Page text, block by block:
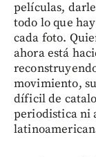
películas,
todo lo que
cada foto.
ahora está
movimiento,
díficil de
periodistica ni